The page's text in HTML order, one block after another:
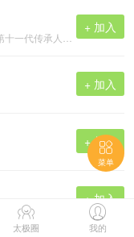
+ 加入
+ 加入
+ 加入
+ 加入

菜单

太极圈

我的